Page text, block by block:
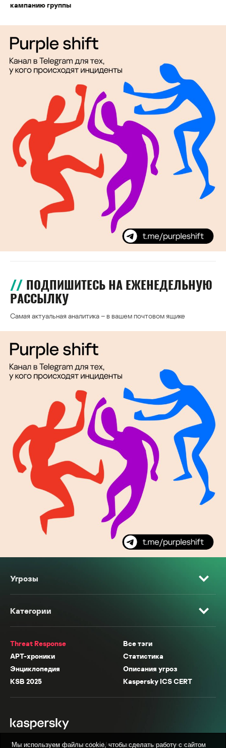
кампанию группы
ПОДПИШИТЕСЬ НА ЕЖЕНЕДЕЛЬНУЮ
РАССЫЛКУ
Самая актуальная аналитика – в вашем почтовом ящике
Угрозы
Категории
Threat Response
Все тэги
APT-хроники
Статистика
Энциклопедия
Описания угроз
KSB 2025
Kaspersky ICS CERT
* Facebook, Instagram, WhatsApp, Meta AI принадлежат компании Meta,
Мы используем файлы cookie, чтобы сделать работу с сайтом